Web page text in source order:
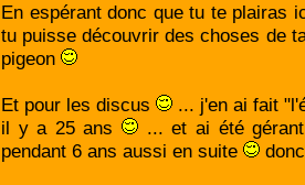
En espérant donc que tu te plairas
tu puisse découvrir des choses de
pigeon
Et pour les discus
... j'en ai fait
il y a 25 ans
... et ai été
pendant 6 ans aussi en suite